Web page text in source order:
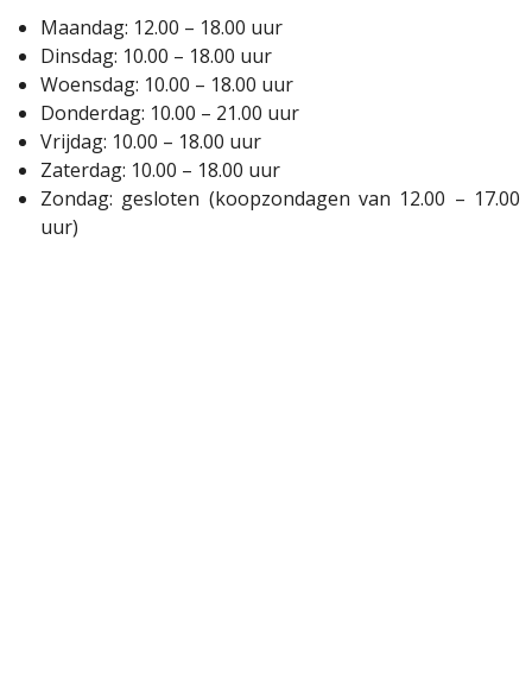
Maandag: 12.00 – 18.00 uur
Dinsdag: 10.00 – 18.00 uur
Woensdag: 10.00 – 18.00 uur
Donderdag: 10.00 – 21.00 uur
Vrijdag: 10.00 – 18.00 uur
Zaterdag: 10.00 – 18.00 uur
Zondag: gesloten (koopzondagen van 12.00 – 17.00
uur)